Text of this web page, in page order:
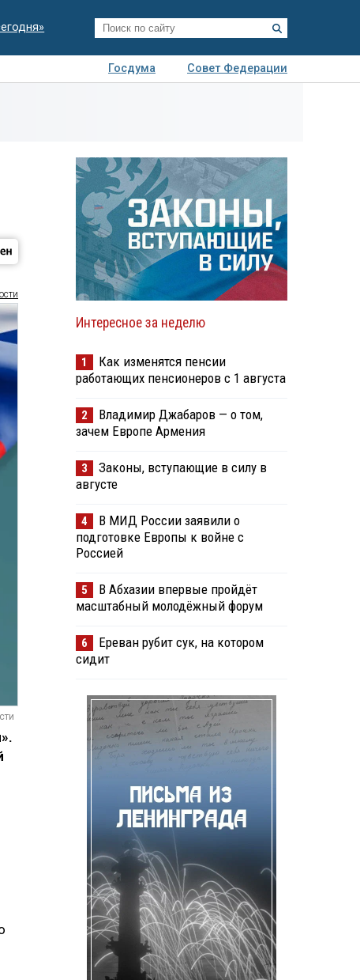
Госдума
Совет Федерации
Интересное за неделю
1
Как изменятся пенсии
работающих пенсионеров с 1 августа
2
Владимир Джабаров — о том,
зачем Европе Армения
3
Законы, вступающие в силу в
августе
4
В МИД России заявили о
подготовке Европы к войне с
Россией
5
В Абхазии впервые пройдёт
масштабный молодёжный форум
6
Ереван рубит сук, на котором
сидит